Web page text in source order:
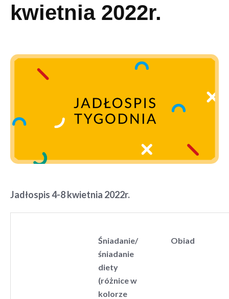
kwietnia 2022r.
Jadłospis 4-8 kwietnia 2022r.
Śniadanie/
śniadanie
diety
(różnice w
kolorze
Obiad